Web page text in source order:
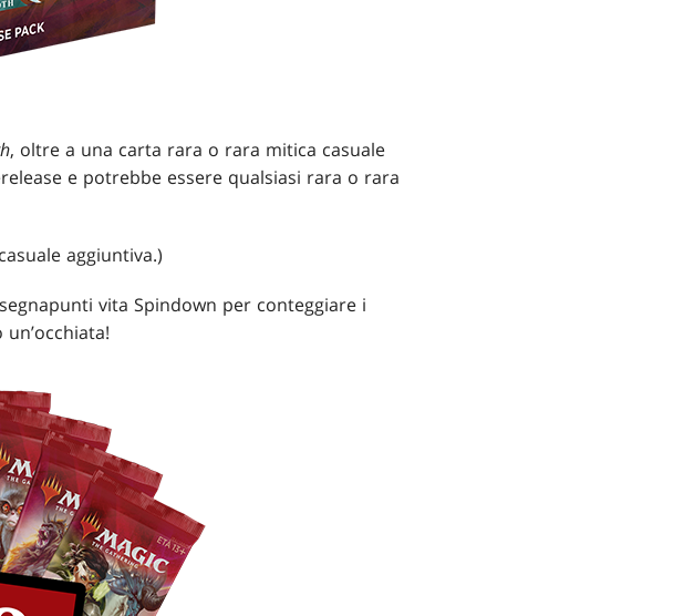
, oltre a una carta rara o rara mitica casuale
e potrebbe essere qualsiasi rara o rara
aggiuntiva.)
vita Spindown per conteggiare i